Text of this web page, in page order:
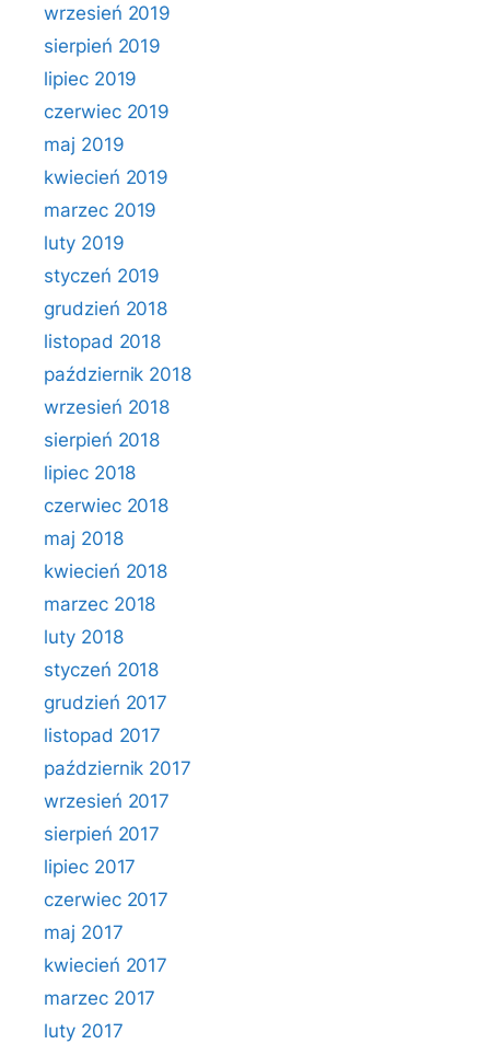
wrzesień 2019
sierpień 2019
lipiec 2019
czerwiec 2019
maj 2019
kwiecień 2019
marzec 2019
luty 2019
styczeń 2019
grudzień 2018
listopad 2018
październik 2018
wrzesień 2018
sierpień 2018
lipiec 2018
czerwiec 2018
maj 2018
kwiecień 2018
marzec 2018
luty 2018
styczeń 2018
grudzień 2017
listopad 2017
październik 2017
wrzesień 2017
sierpień 2017
lipiec 2017
czerwiec 2017
maj 2017
kwiecień 2017
marzec 2017
luty 2017